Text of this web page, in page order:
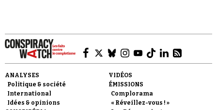
ANALYSES
Politique & société
International
Idées & opinions
VIDÉOS
ÉMISSIONS
Complorama
« Réveillez-vous ! »